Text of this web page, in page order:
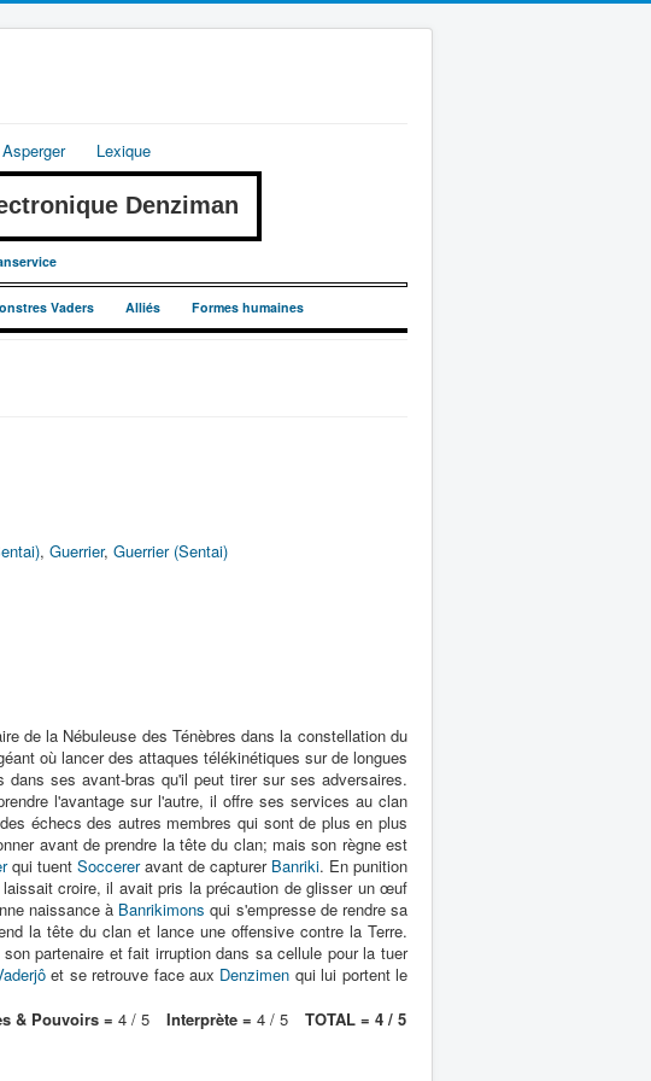
Lexique
Denziman
Vaders Alliés Formes humaines
, Guerrier, Guerrier (Sentai)
de la Nébuleuse des Ténèbres dans la constellation du
où lancer des attaques télékinétiques sur de longues
ses avant-bras qu'il peut tirer sur ses adversaires.
l'avantage sur l'autre, il offre ses services au clan
échecs des autres membres qui sont de plus en plus
avant de prendre la tête du clan; mais son règne est
qui tuent Soccereravant de capturer Banriki. En punition
croire, il avait pris la précaution de glisser un œuf
naissance à Banrikimons qui s'empresse de rendre sa
la tête du clan et lance une offensive contre la Terre.
partenaire et fait irruption dans sa cellule pour la tuer
et se retrouve face aux Denzimen qui lui portent le
& Pouvoirs = 4 / 5 Interprète = 4 / 5
TOTAL = 4 / 5